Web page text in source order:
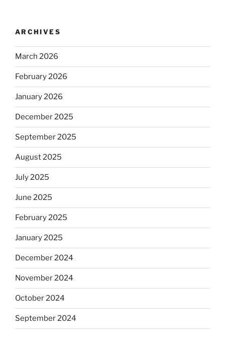
ARCHIVES
March 2026
February 2026
January 2026
December 2025
September 2025
August 2025
July 2025
June 2025
February 2025
January 2025
December 2024
November 2024
October 2024
September 2024